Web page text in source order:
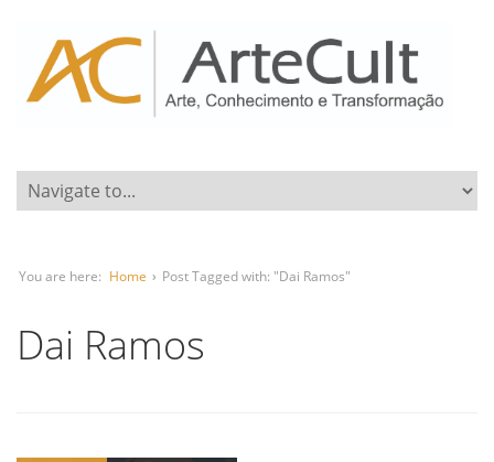
You are here: Home › Post Tagged with: "Dai Ramos"
Dai Ramos